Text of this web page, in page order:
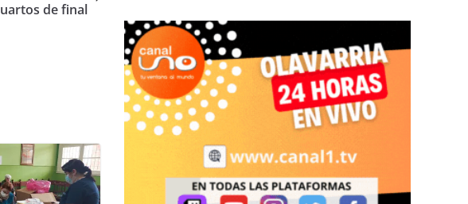
uartos de final